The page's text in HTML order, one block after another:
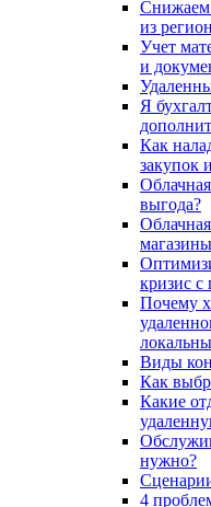
Снижаем
из
Учет
и
Я
Как
закупок
выгода?
кризис
Почему
Виды
Как
Какие
нужно?
4